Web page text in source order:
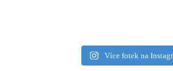
Více fotek na